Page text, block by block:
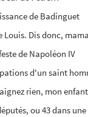
de Badinguet
Louis. Dis donc,
de Napoléon IV
d'un saint
rien, mon
ou 43 dans